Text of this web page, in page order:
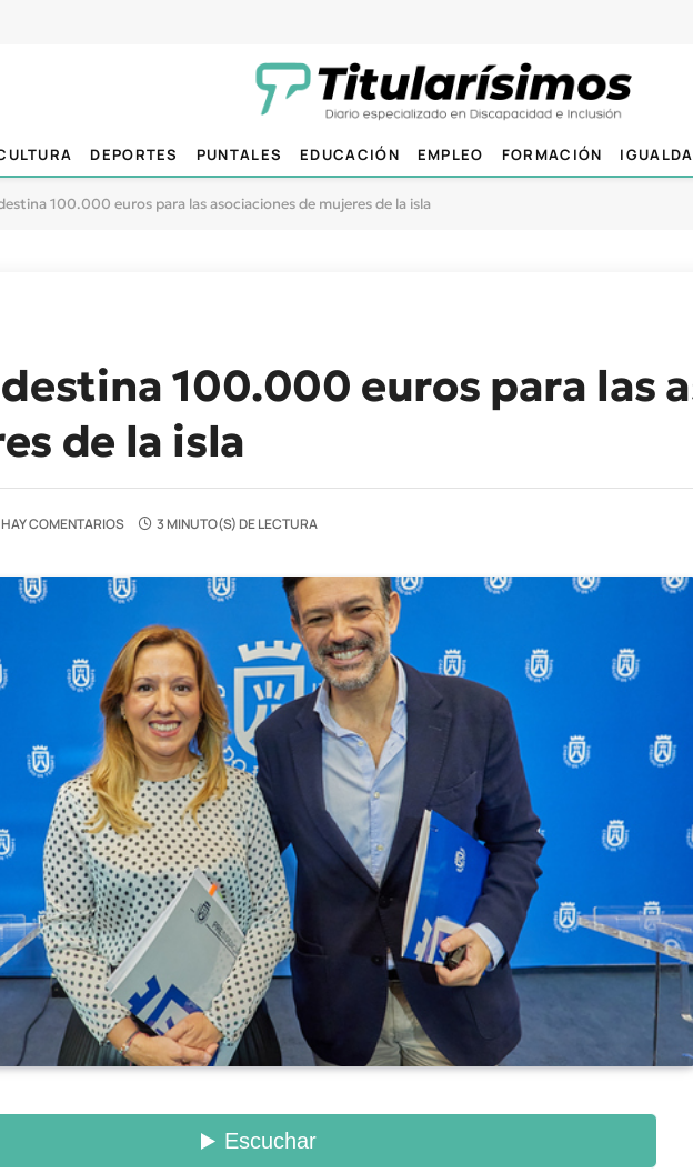
DEPORTES PUNTALES EDUCACIÓN EMPLEO FORMACIÓN
100.000 euros para las asociaciones de mujeres de la isla
100.000 euros para las
de la isla
COMENTARIOS 3 MINUTO(S) DE LECTURA